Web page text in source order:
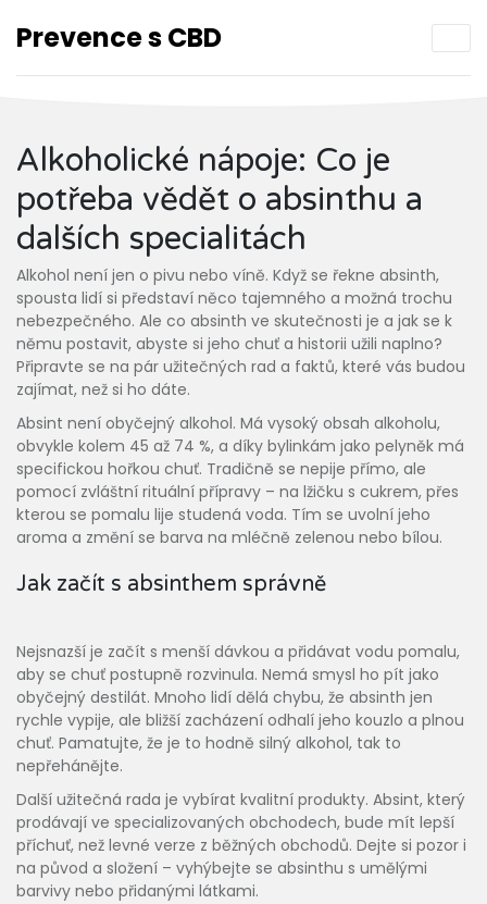
Prevence s CBD
Alkoholické nápoje: Co je
potřeba vědět o absinthu a
dalších specialitách
Alkohol není jen o pivu nebo víně. Když se řekne absinth,
spousta lidí si představí něco tajemného a možná trochu
nebezpečného. Ale co absinth ve skutečnosti je a jak se k
němu postavit, abyste si jeho chuť a historii užili naplno?
Připravte se na pár užitečných rad a faktů, které vás budou
zajímat, než si ho dáte.
Absint není obyčejný alkohol. Má vysoký obsah alkoholu,
obvykle kolem 45 až 74 %, a díky bylinkám jako pelyněk má
specifickou hořkou chuť. Tradičně se nepije přímo, ale
pomocí zvláštní rituální přípravy – na lžičku s cukrem, přes
kterou se pomalu lije studená voda. Tím se uvolní jeho
aroma a změní se barva na mléčně zelenou nebo bílou.
Jak začít s absinthem správně
Nejsnazší je začít s menší dávkou a přidávat vodu pomalu,
aby se chuť postupně rozvinula. Nemá smysl ho pít jako
obyčejný destilát. Mnoho lidí dělá chybu, že absinth jen
rychle vypije, ale bližší zacházení odhalí jeho kouzlo a plnou
chuť. Pamatujte, že je to hodně silný alkohol, tak to
nepřehánějte.
Další užitečná rada je vybírat kvalitní produkty. Absint, který
prodávají ve specializovaných obchodech, bude mít lepší
příchuť, než levné verze z běžných obchodů. Dejte si pozor i
na původ a složení – vyhýbejte se absinthu s umělými
barvivy nebo přidanými látkami.